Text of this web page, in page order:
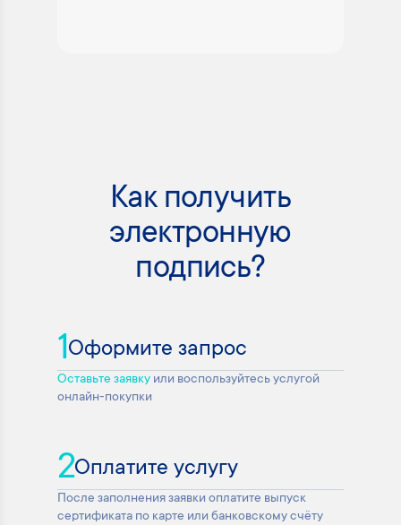
Как получить
электронную
подпись?
1Оформите запрос
Оставьте заявку или воспользуйтесь услугой
онлайн-покупки
2Оплатите услугу
После заполнения заявки оплатите выпуск
сертификата по карте или банковскому счёту